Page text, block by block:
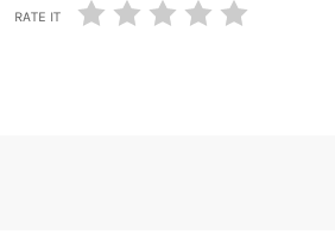
RATE IT